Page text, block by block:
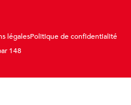
légalesPolitique de confidentialité
148